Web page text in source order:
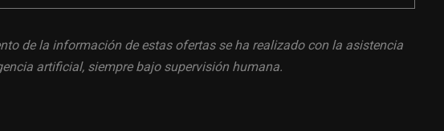
de la información de estas ofertas se ha realizado con la asistencia
artificial, siempre bajo supervisión humana.